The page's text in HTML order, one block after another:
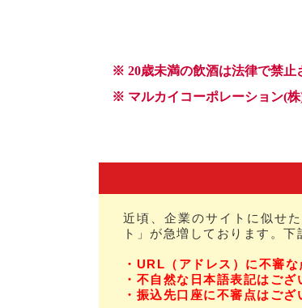
近頃、企業のサイトに似せ
ト」が急増しております。
・URL（アドレス）に不審
・不自然な日本語表記はござ
・振込先口座に不審点はござ